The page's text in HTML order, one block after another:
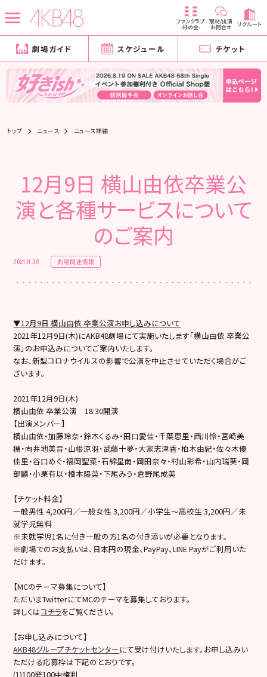
ファンクラブ
-柱の会-
取材/出演
お問合せ リクルート
劇場ガイド スケジュール チケット
トップ ニュース ニュース詳細
12月9日 横山由依卒業公
演と各種サービスについて
のご案内
2021.11.30 劇場関連情報
▼12月9日 横山由依 卒業公演お申し込みについて
2021年12月9日(木)にAKB48劇場にて実施いたします「横山由依 卒業公
演」のお申込みについてご案内いたします。
なお、新型コロナウイルスの影響で公演を中止させていただく場合がご
ざいます。
2021年12月9日(木)
横山由依 卒業公演 18:30開演
【出演メンバー】
横山由依・加藤玲奈・鈴木くるみ・田口愛佳・千葉恵里・西川怜・宮崎美
穂・向井地美音・山根涼羽・武藤十夢・大家志津香・柏木由紀・佐々木優
佳里・谷口めぐ・福岡聖菜・石綿星南・岡田奈々・村山彩希・山内瑞葵・岡
部麟・小栗有以・橋本陽菜・下尾みう・倉野尾成美
【チケット料金】
一般男性 4,200円／一般女性 3,200円／小学生～高校生 3,200円／未
就学児無料
※未就学児1名に付き一般の方1名の付き添いが必要となります。
※劇場でのお支払いは、日本円の現金、PayPay、LINE Payがご利用いた
だけます。
【MCのテーマ募集について】
ただいまTwitterにてMCのテーマを募集しております。
詳しくはコチラをご覧ください。
【お申し込みについて】
AKB48グループチケットセンター にて受け付けいたします。お申し込みい
ただける応募枠は下記のとおりです。
(1)100発100中権利